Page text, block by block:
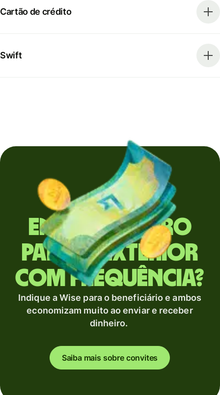
Cartão de crédito
Swift
Envia dinheiro
para o exterior
com frequência?
Indique a Wise para o beneficiário e ambos
economizam muito ao enviar e receber
dinheiro.
Saiba mais sobre convites